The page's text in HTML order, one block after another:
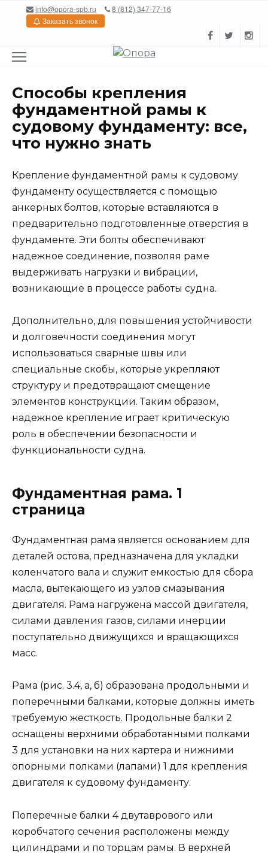
Перейтиinfo@opora-spb.ru
8 (812) 347-77-16
Заказать звонок
Способы крепления
фундаментной рамы к
судовому фундаменту: все,
что нужно знать
Крепление фундаментной рамы к судовому
фундаменту осуществляется с помощью
анкерных болтов, которые вставляются в
предварительно подготовленные отверстия в
фундаменте. Эти болты обеспечивают
надежное соединение, позволяя раме
выдерживать нагрузки и вибрации,
возникающие в процессе работы судна.
Дополнительно, для повышения устойчивости
и долговечности соединения могут
использоваться сварные швы или
специальные скобы, которые укрепляют
структуру и предотвращают смещение
элементов конструкции. Таким образом,
надежное крепление играет критическую
роль в обеспечении безопасности и
функциональности судна.
Фундаментная рама. 1
страница
Фундаментная рама является основанием для
деталей остова, предназначена для укладки
коленчатого вала и служит емкостью для сбора
масла, вытекающего из узлов смазывания
двигателя. Рама нагружена массой двигателя,
силами давления газов, силами инерции
поступательно движущихся и вращающихся
масс.
Рама (рис. 3.4, а, б) образована продольными и
поперечными балками, которые должны иметь
требуемую жесткость. Продольные балки 2
оснащены верхними обработанными полками
3 для установки на них картера и нижними
опорными полками (лапами) 1 для крепления
двигателя к судовому фундаменту.
Поперечные балки 4 двутаврового или
коробчатого сечения расположены между
цилиндрами и по торцам рамы. В верхней